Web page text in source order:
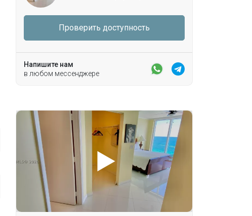
Проверить доступность
Напишите нам
в любом мессенджере